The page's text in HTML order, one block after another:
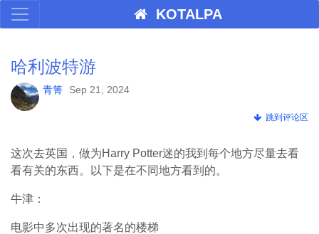
KOTALPA
哈利波特游
青箐 Sep 21, 2024
跳到评论区
这次去英国，做为Harry Potter迷的我到每个地方尽量去看
看有关的东西。以下是在不同地方看到的。
牛津：
电影中多次出现的著名的楼梯